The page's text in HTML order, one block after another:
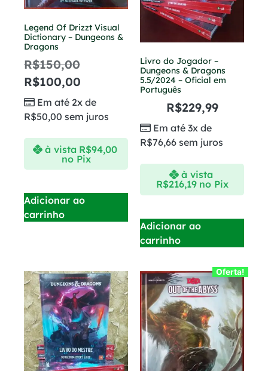
Legend Of Drizzt Visual
Dictionary – Dungeons &
Dragons
R$150,00
R$100,00
Em até 2x de
R$50,00 sem juros
à vista R$94,00
no Pix
Adicionar ao
carrinho
Livro do Jogador –
Dungeons & Dragons
5.5/2024 – Oficial em
Português
R$229,99
Em até 3x de
R$76,66 sem juros
à vista
R$216,19 no Pix
Adicionar ao
carrinho
Oferta!